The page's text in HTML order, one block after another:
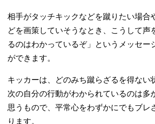
相手がタッチキックなどを蹴りたい場合
どを画策していそうなとき、こうして声
るのはわかっているぞ」というメッセー
ができます。
キッカーは、どのみち蹴らざるを得ない
次の自分の行動がわかられているのは多
思うもので、平常心をわずかにでもブレ
ります。